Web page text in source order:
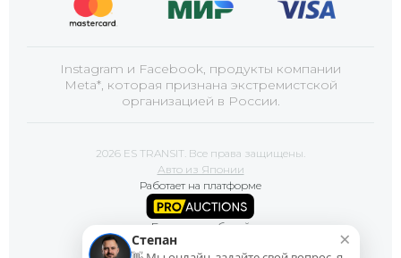
Instagram и Facebook, продукты компании
Meta*, которая признана экстремистской
организацией в России.
2026 ES TRANSIT. Все права защищены.
Авто из Японии
Работает на платформе
Базы автомобилей ×
Степан